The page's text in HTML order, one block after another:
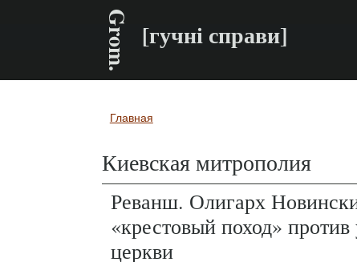
Grom. [гучні справи]
Вы здесь
Главная
Киевская митрополия
Реванш. Олигарх
«крестовый поход»
церкви